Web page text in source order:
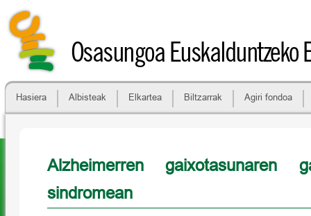
Osasungoa Euskalduntzeko
Hasiera Albisteak Elkartea Biltzarrak Agiri fondoa
Alzheimerren gaixotasunaren
sindromean